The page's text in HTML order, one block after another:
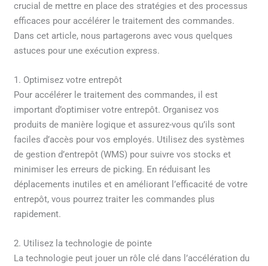
crucial de mettre en place des stratégies et des processus
efficaces pour accélérer le traitement des commandes.
Dans cet article, nous partagerons avec vous quelques
astuces pour une exécution express.
1. Optimisez votre entrepôt
Pour accélérer le traitement des commandes, il est
important d’optimiser votre entrepôt. Organisez vos
produits de manière logique et assurez-vous qu’ils sont
faciles d’accès pour vos employés. Utilisez des systèmes
de gestion d’entrepôt (WMS) pour suivre vos stocks et
minimiser les erreurs de picking. En réduisant les
déplacements inutiles et en améliorant l’efficacité de votre
entrepôt, vous pourrez traiter les commandes plus
rapidement.
2. Utilisez la technologie de pointe
La technologie peut jouer un rôle clé dans l’accélération du